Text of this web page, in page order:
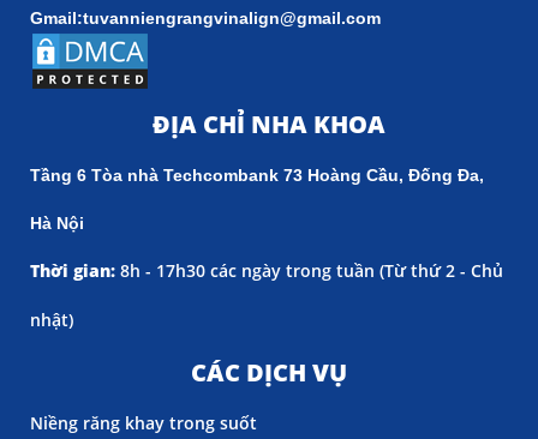
Gmail:tuvanniengrangvinalign@gmail.com
ĐỊA CHỈ NHA KHOA
Tầng 6 Tòa nhà Techcombank 73 Hoàng Cầu, Đống Đa,
Hà Nội
Thời gian: 8h - 17h30 các ngày trong tuần (Từ thứ 2 - Chủ
nhật)
CÁC DỊCH VỤ
Niềng răng khay trong suốt